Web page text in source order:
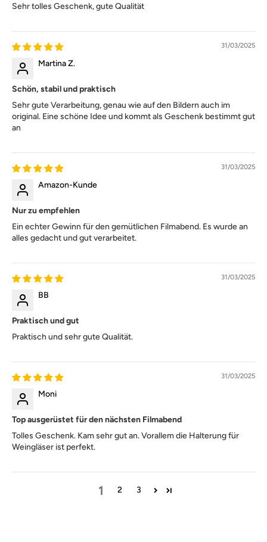
Sehr tolles Geschenk, gute Qualität
31/03/2025
Martina Z.
Schön, stabil und praktisch
Sehr gute Verarbeitung, genau wie auf den Bildern auch im
original. Eine schöne Idee und kommt als Geschenk bestimmt gut
an
31/03/2025
Amazon-Kunde
Nur zu empfehlen
Ein echter Gewinn für den gemütlichen Filmabend. Es wurde an
alles gedacht und gut verarbeitet.
31/03/2025
BB
Praktisch und gut
Praktisch und sehr gute Qualität.
31/03/2025
Moni
Top ausgerüstet für den nächsten Filmabend
Tolles Geschenk. Kam sehr gut an. Vorallem die Halterung für
Weingläser ist perfekt.
1 2 3